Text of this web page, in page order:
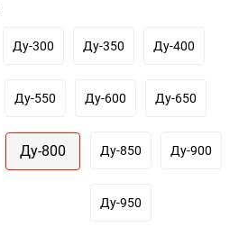
Ду-300 Ду-350 Ду-400
Ду-550 Ду-600 Ду-650
Ду-800 Ду-850 Ду-900
Ду-950